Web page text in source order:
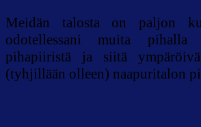
Meidän talosta on paljon
odotellessani muita
pihapiiristä ja siitä
(tyhjillään olleen) naapuritalon